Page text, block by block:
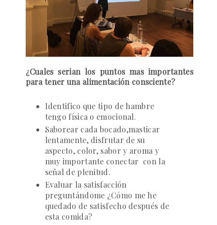
¿Cuales serian los puntos mas importantes
para tener una alimentación consciente?
Identifico que tipo de hambre
tengo física o emocional.
Saborear cada bocado,masticar
lentamente, disfrutar de su
aspecto, color, sabor y aroma y
muy importante conectar con la
señal de plenitud.
Evaluar la satisfacción
preguntándome ¿Cómo me he
quedado de satisfecho después de
esta comida?